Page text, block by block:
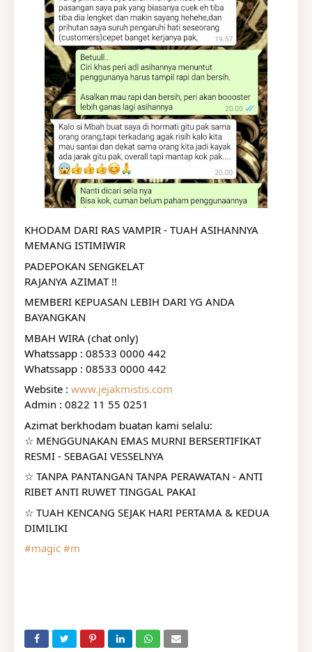
KHODAM DARI RAS VAMPIR - TUAH ASIHANNYA
MEMANG ISTIMIWIR
PADEPOKAN SENGKELAT
RAJANYA AZIMAT !!
MEMBERI KEPUASAN LEBIH DARI YG ANDA
BAYANGKAN
MBAH WIRA (chat only)
Whatssapp : 08533 0000 442
Whatssapp : 08533 0000 442
Website : www.jejakmistis.com
Admin : 0822 11 55 0251
Azimat berkhodam buatan kami selalu:
☆ MENGGUNAKAN EMAS MURNI BERSERTIFIKAT
RESMI - SEBAGAI VESSELNYA
☆ TANPA PANTANGAN TANPA PERAWATAN - ANTI
RIBET ANTI RUWET TINGGAL PAKAI
☆ TUAH KENCANG SEJAK HARI PERTAMA & KEDUA
DIMILIKI
#magic #m